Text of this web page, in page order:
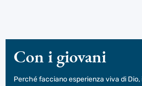
Con i giovani
Perché facciano esperienza viva di Dio,